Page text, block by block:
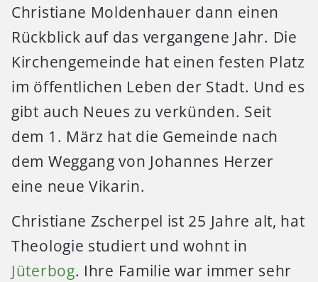
Christiane Moldenhauer dann einen
Rückblick auf das vergangene Jahr. Die
Kirchengemeinde hat einen festen Platz
im öffentlichen Leben der Stadt. Und es
gibt auch Neues zu verkünden. Seit
dem 1. März hat die Gemeinde nach
dem Weggang von Johannes Herzer
eine neue Vikarin.
Christiane Zscherpel ist 25 Jahre alt, hat
Theologie studiert und wohnt in
Jüterbog. Ihre Familie war immer sehr